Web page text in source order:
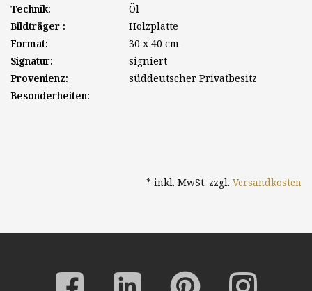
Technik:
Öl
Bildträger :
Holzplatte
Format:
30 x 40 cm
Signatur:
signiert
Provenienz:
süddeutscher Privatbesitz
Besonderheiten:
* inkl. MwSt. zzgl. Versandkosten